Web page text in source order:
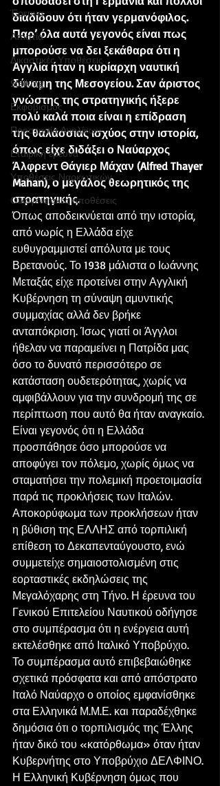
Έρευνα
Απιστία
Δικαστικές Υποθέσεις
Stalking
Εκφοβισμός
Προστασία Ανηλίκων
Εταιρική έρευνα
Υποθέσεις Ναρκωτικών
Οικογενειακές υποθέσεις
διαδίδουν ότι ήταν γερμανόφιλος.
Παρ’ όλα αυτά γεγονός είναι πως
μπορούσε να δει ξεκάθαρα ότι η
Αγγλία ήταν η κυρίαρχη ναυτική
δύναμη της Μεσογείου. Σαν άριστος
γνώστης της στρατηγικής ήξερε
πολύ καλά ποια είναι η επίδραση
της θαλάσσιας ισχύος στην ιστορία,
όπως είχε διδάξει ο Ναύαρχος
Άλφρεντ Θάγιερ Μάχαν (Alfred Thayer
Mahan), ο μεγάλος θεωρητικός της
στρατηγικής.
Όπως αποδεικνύεται από την ιστορία,
από νωρίς η Ελλάδα είχε
ευθυγραμμιστεί απόλυτα με τους
Βρετανούς. Το 1938 μάλιστα ο Ιωάννης
Μεταξάς είχε προτείνει στην Αγγλική
Κυβέρνηση τη σύναψη αμυντικής
συμμαχίας αλλά δεν βρήκε
ανταπόκριση. Ίσως γιατί οι Άγγλοι
ήθελαν να παραμείνει η Πατρίδα μας
όσο το δυνατό περισσότερο σε
κατάσταση ουδετερότητας, χωρίς να
αμφιβάλλουν για την συνδρομή της σε
περίπτωση που αυτό θα ήταν αναγκαίο.
Είναι γεγονός ότι η Ελλάδα
προσπάθησε όσο μπορούσε να
αποφύγει τον πόλεμο, χωρίς όμως να
σταματήσει την πολεμική προετοιμασία
παρά τις προκλήσεις των Ιταλών.
Αποκορύφωμα των προκλήσεων ήταν
η βύθιση της ΕΛΛΗΣ από τορπιλική
επίθεση το Δεκαπενταύγουστο, ενώ
συμμετείχε σημαιοστολισμένη στις
εορταστικές εκδηλώσεις της
Μεγαλόχαρης στη Τήνο. Η έρευνα του
Γενικού Επιτελείου Ναυτικού οδήγησε
στο συμπέρασμα ότι η ενέργεια αυτή
εκτελέσθηκε από Ιταλικό Υποβρύχιο.
Το συμπέρασμα αυτό επιβεβαιώθηκε
σχετικά πρόσφατα και από απόστρατο
Ιταλό Ναύαρχο ο οποίος εμφανίσθηκε
στα Ελληνικά Μ.Μ.Ε. και παραδέχθηκε
δημόσια ότι ο τορπιλισμός της Έλλης
ήταν δικό του «κατόρθωμα» όταν ήταν
Κυβερνήτης στο Υποβρύχιο ΔΕΛΦΙΝΟ.
Η Ελληνική Κυβέρνηση όμως που